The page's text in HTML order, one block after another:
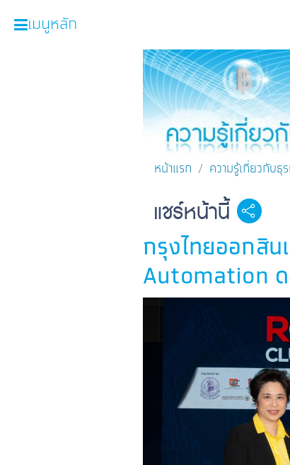
Krungthai SME​
เมนูหลัก
หน้าแรก ความรู้เกี่ยวกับธุ
แชร์หน้านี้ Facebook
กรุงไทยออกสิน
Automation ด